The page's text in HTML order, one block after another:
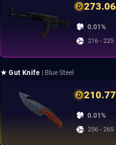
273.06
0.01%
216 - 225
★ Gut Knife | Blue Steel
210.77
0.01%
256 - 265